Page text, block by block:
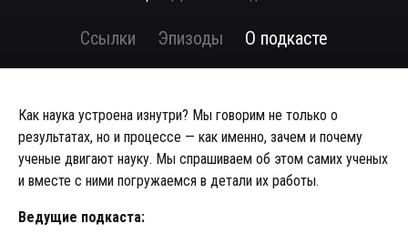
Ссылки Эпизоды О подкасте
Как наука устроена изнутри? Мы говорим не только о
результатах, но и процессе — как именно, зачем и почему
ученые двигают науку. Мы спрашиваем об этом самих ученых
и вместе с ними погружаемся в детали их работы.
Ведущие подкаста: